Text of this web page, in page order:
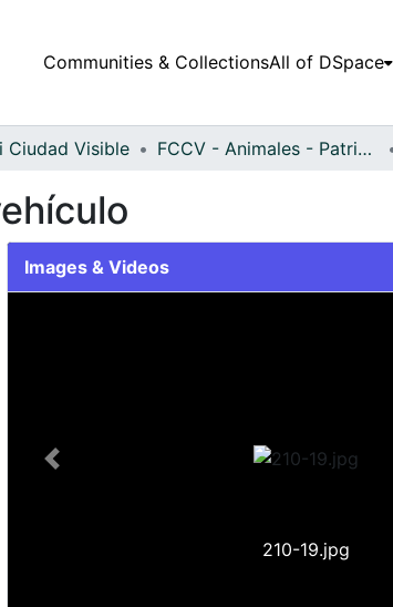
Communities & CollectionsAll of DSpace
Ciudad Visible FCCV - Animales - Patrimonial
Images & Videos
210-19.jpg
Previous